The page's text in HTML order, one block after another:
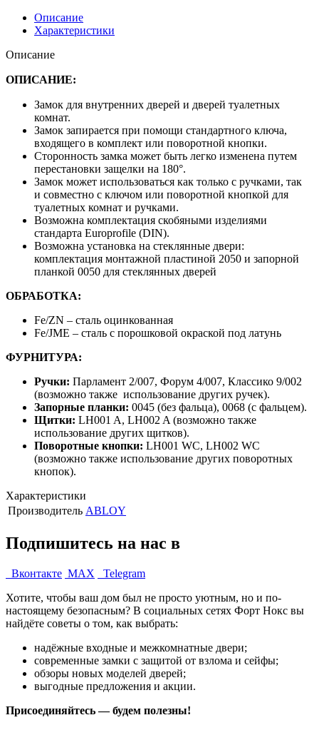
Описание
Характеристики
Описание
ОПИСАНИЕ:
Замок для внутренних дверей и дверей туалетных
комнат.
Замок запирается при помощи стандартного ключа,
входящего в комплект или поворотной кнопки.
Сторонность замка может быть легко изменена путем
перестановки защелки на 180°.
Замок может использоваться как только с ручками, так
и совместно с ключом или поворотной кнопкой для
туалетных комнат и ручками.
Возможна комплектация скобяными изделиями
стандарта Europrofile (DIN).
Возможна установка на стеклянные двери:
комплектация монтажной пластиной 2050 и запорной
планкой 0050 для стеклянных дверей
ОБРАБОТКА:
Fe/ZN – сталь оцинкованная
Fe/JME – сталь с порошковой окраской под латунь
ФУРНИТУРА:
Ручки: Парламент 2/007, Форум 4/007, Классико 9/002
(возможно также использование других ручек).
Запорные планки: 0045 (без фальца), 0068 (с фальцем).
Щитки: LH001 A, LH002 A (возможно также
использование других щитков).
Поворотные кнопки: LH001 WC, LH002 WC
(возможно также использование других поворотных
кнопок).
Характеристики
Производитель ABLOY
Подпишитесь на нас в
Вконтакте MAX
Telegram
Хотите, чтобы ваш дом был не просто уютным, но и по-
настоящему безопасным? В социальных сетях Форт Нокс вы
найдёте советы о том, как выбрать:
надёжные входные и межкомнатные двери;
современные замки с защитой от взлома и сейфы;
обзоры новых моделей дверей;
выгодные предложения и акции.
Присоединяйтесь — будем полезны!